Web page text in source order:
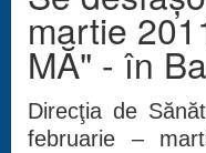
martie
MĂ" - în
Direcţia de
februarie –